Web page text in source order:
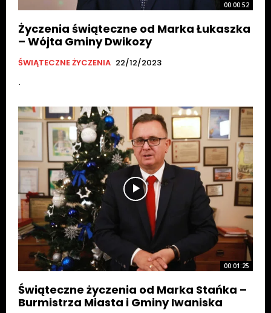
00:00:52
Życzenia świąteczne od Marka Łukaszka
– Wójta Gminy Dwikozy
ŚWIĄTECZNE ŻYCZENIA 22/12/2023
.
00:01:25
Świąteczne życzenia od Marka Stańka –
Burmistrza Miasta i Gminy Iwaniska